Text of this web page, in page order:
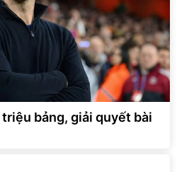
bảng, giải quyết bài